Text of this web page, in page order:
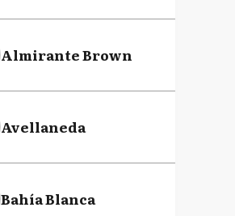
Almirante Brown
Avellaneda
Bahía Blanca